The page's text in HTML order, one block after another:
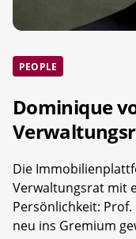
PEOPLE
Dominique
Die
Verwaltungsrat mit
Persönlichkeit:
neu ins Gremium